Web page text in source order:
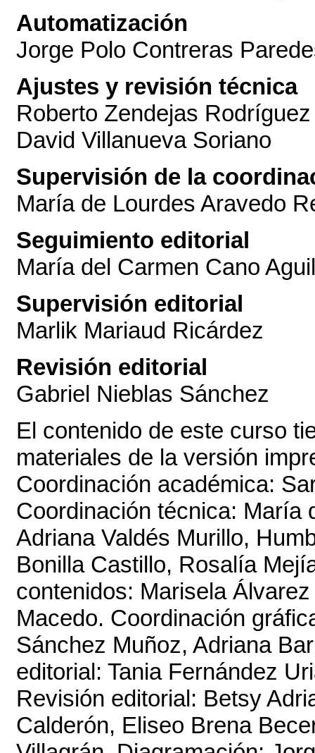
Automatización
Jorge Polo Contreras
Ajustes y revisión técnica
Roberto Zendejas Rodríguez
David Villanueva Soriano
Supervisión de la
María de Lourdes Aravedo
Seguimiento editorial
María del Carmen Cano
Supervisión editorial
Marlik Mariaud Ricárdez
Revisión editorial
Gabriel Nieblas Sánchez
El contenido de este curso
materiales de la versión
Coordinación académica:
Coordinación técnica: María
Adriana Valdés Murillo,
Bonilla Castillo, Rosalía
contenidos: Marisela
Macedo. Coordinación
Sánchez Muñoz, Adriana
editorial: Tania Fernández
Revisión editorial: Betsy
Calderón, Eliseo Brena